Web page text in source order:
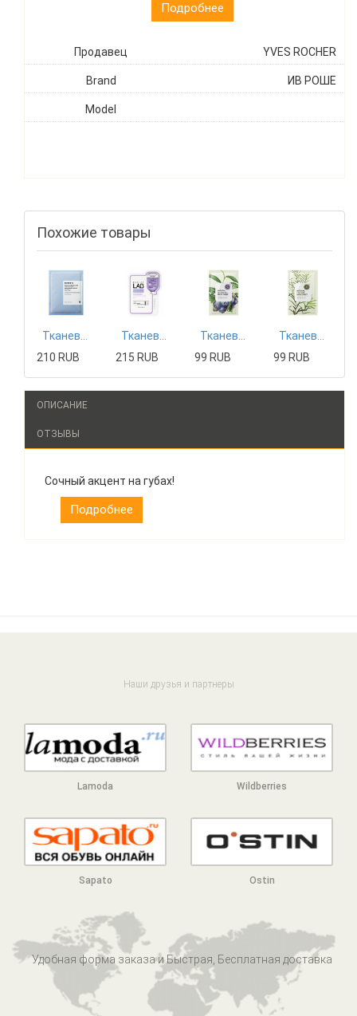
Подробнее
Продавец YVES ROCHER
Brand ИВ РОШЕ
Model
Похожие товары
210 RUB
215 RUB
99 RUB
99 RUB
ОПИСАНИЕ
ОТЗЫВЫ
Сочный акцент на губах!
Подробнее
Наши друзья и партнеры
Lamoda Wildberries
Sapato Ostin
Удобная форма заказа и Быстрая, Бесплатная доставка